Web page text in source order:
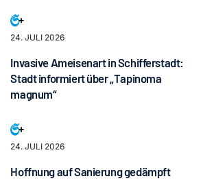
24. JULI 2026
Invasive Ameisenart in Schifferstadt:
Stadt informiert über „Tapinoma
magnum“
24. JULI 2026
Hoffnung auf Sanierung gedämpft